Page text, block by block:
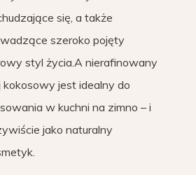
się, a także
szeroko pojęty
styl życia.A nierafinowany
kokosowy jest idealny do
w kuchni na zimno – i
jako naturalny